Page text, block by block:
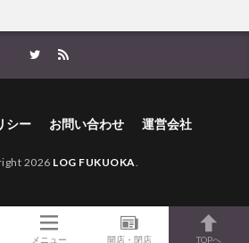
シー お問い合わせ 運営会社
2026 LOG FUKUOKA.
メニュー 開店・閉店 TOPへ